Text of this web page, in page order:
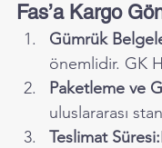
Fas’a Kargo
Gümrük
önemlidir. GK
Paketleme ve
uluslararası
Teslimat Süresi: